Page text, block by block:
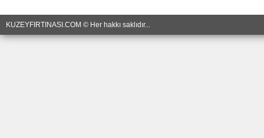
KUZEYFIRTINASI.COM © Her hakkı saklıdır...